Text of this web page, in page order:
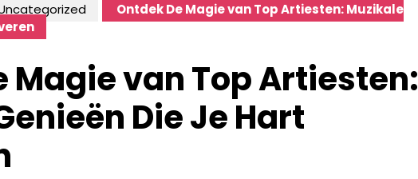
Ontdek De Magie van Top Artiesten: Muzikale
Magie van Top Artiesten:
Die Je Hart